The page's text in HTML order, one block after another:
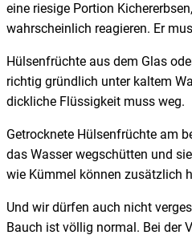
eine riesige Portion
wahrscheinlich reagieren. Er
Hülsenfrüchte aus dem Glas
richtig gründlich unter kaltem
dickliche Flüssigkeit muss weg.
Getrocknete Hülsenfrüchte am
das Wasser wegschütten und
wie Kümmel können zusätzlich
Und wir dürfen auch nicht
Bauch ist völlig normal. Bei der